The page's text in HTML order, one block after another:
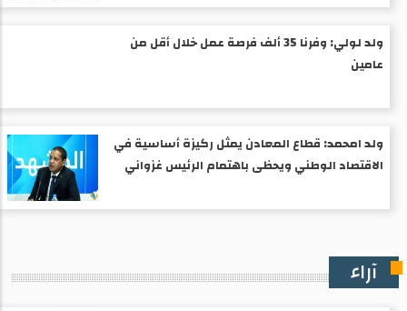
ولد لولي: وفرنا 35 ألف فرصة عمل خلال أقل من
عامين
ولد امحمد: قطاع المعادن يمثل ركيزة أساسية في
الاقتصاد الوطني ويحظى باهتمام الرئيس غزواني
آراء